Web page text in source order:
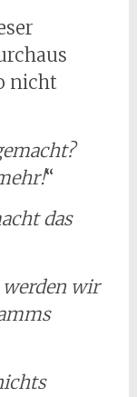
nicht
“
das
werden wir